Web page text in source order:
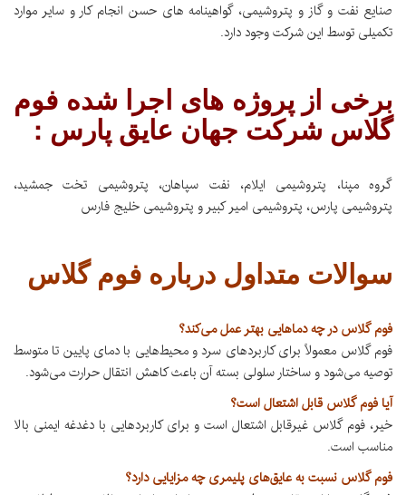
صنایع نفت و گاز و پتروشیمی، گواهینامه های حسن انجام کار و سایر موارد
تکمیلی توسط این شرکت وجود دارد.
برخی از پروژه های اجرا شده فوم
گلاس شرکت جهان عایق پارس :
گروه مپنا، پتروشیمی ایلام، نفت سپاهان، پتروشیمی تخت جمشید،
پتروشیمی پارس، پتروشیمی امیر کبیر و پتروشیمی خلیج فارس
سوالات متداول درباره فوم گلاس
فوم گلاس در چه دماهایی بهتر عمل می‌کند؟
فوم گلاس معمولاً برای کاربردهای سرد و محیط‌هایی با دمای پایین تا متوسط
توصیه می‌شود و ساختار سلولی بسته آن باعث کاهش انتقال حرارت می‌شود.
آیا فوم گلاس قابل اشتعال است؟
خیر، فوم گلاس غیرقابل اشتعال است و برای کاربردهایی با دغدغه ایمنی بالا
مناسب است.
فوم گلاس نسبت به عایق‌های پلیمری چه مزایایی دارد؟